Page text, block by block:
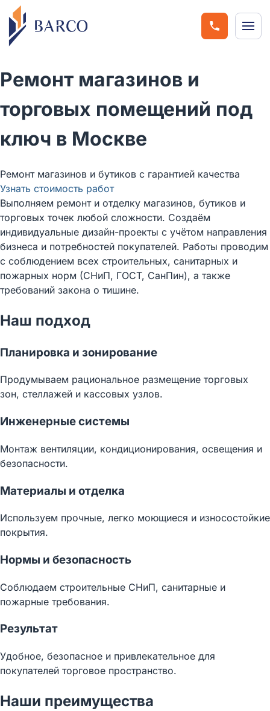
Заказать
Ремонт магазинов и
торговых помещений под
ключ в Москве
Ремонт магазинов и бутиков с гарантией качества
Узнать стоимость работ
Выполняем ремонт и отделку магазинов, бутиков и
торговых точек любой сложности. Создаём
индивидуальные дизайн-проекты с учётом направления
бизнеса и потребностей покупателей. Работы проводим
с соблюдением всех строительных, санитарных и
пожарных норм (СНиП, ГОСТ, СанПин), а также
требований закона о тишине.
Наш подход
Планировка и зонирование
Продумываем рациональное размещение торговых
зон, стеллажей и кассовых узлов.
Инженерные системы
Монтаж вентиляции, кондиционирования, освещения и
безопасности.
Материалы и отделка
Используем прочные, легко моющиеся и износостойкие
покрытия.
Нормы и безопасность
Соблюдаем строительные СНиП, санитарные и
пожарные требования.
Результат
Удобное, безопасное и привлекательное для
покупателей торговое пространство.
Наши преимущества